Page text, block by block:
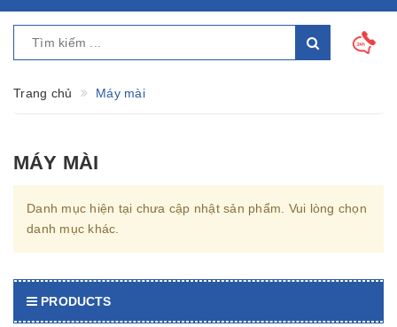
Trang chủ Máy mài
MÁY MÀI
Danh mục hiện tại chưa cập nhật sản phẩm. Vui lòng chọn
danh mục khác.
PRODUCTS